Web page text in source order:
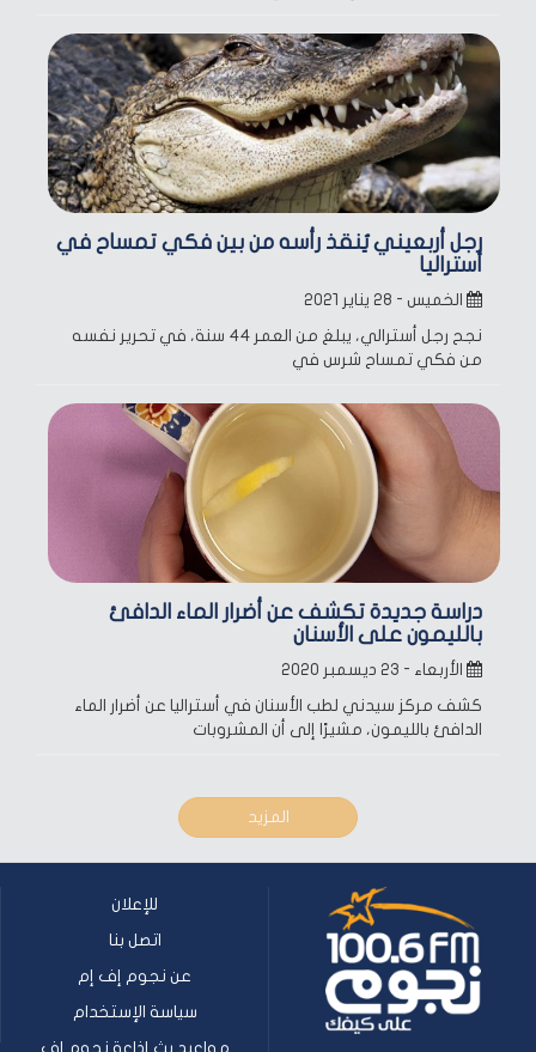
رجل أربعيني يُنقذ رأسه من بين فكي تمساح في
أستراليا
الخميس - ٢٨ يناير ٢٠٢١
نجح رجل أسترالي، يبلغ من العمر 44 سنة، في تحرير نفسه
من فكي تمساح شرس في
دراسة جديدة تكشف عن أضرار الماء الدافئ
بالليمون على الأسنان
الأربعاء - ٢٣ ديسمبر ٢٠٢٠
كشف مركز سيدني لطب الأسنان في أستراليا عن أضرار الماء
الدافئ بالليمون، مشيرًا إلى أن المشروبات
المزيد
للإعلان
اتصل بنا
عن نجوم إف إم
سياسة الإستخدام
مواعيد بث إذاعة نجوم إف